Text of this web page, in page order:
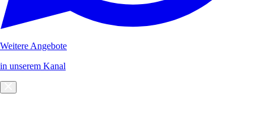
Weitere Angebote
in unserem Kanal